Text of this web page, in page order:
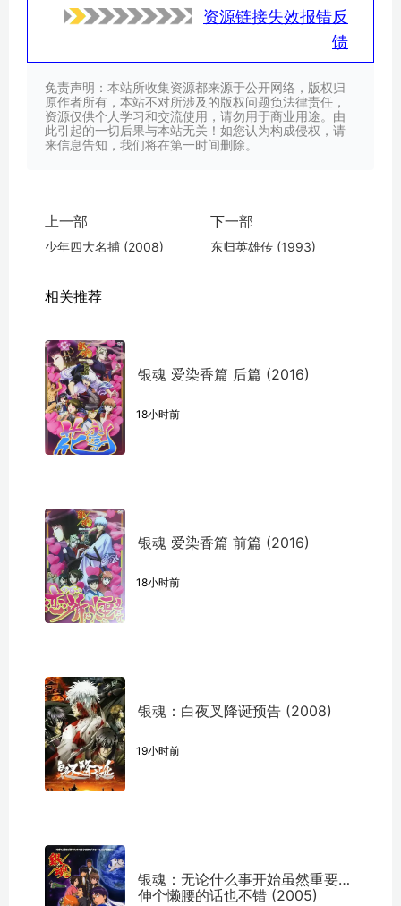
资源链接失效报错反
馈
免责声明：本站所收集资源都来源于公开网络，版权归
原作者所有，本站不对所涉及的版权问题负法律责任，
资源仅供个人学习和交流使用，请勿用于商业用途。由
此引起的一切后果与本站无关！如您认为构成侵权，请
来信息告知，我们将在第一时间删除。
上一部
少年四大名捕 (2008)
下一部
东归英雄传 (1993)
相关推荐
银魂 爱染香篇 后篇 (2016)
18小时前
银魂 爱染香篇 前篇 (2016)
18小时前
银魂：白夜叉降诞预告 (2008)
19小时前
银魂：无论什么事开始虽然重要但
伸个懒腰的话也不错 (2005)